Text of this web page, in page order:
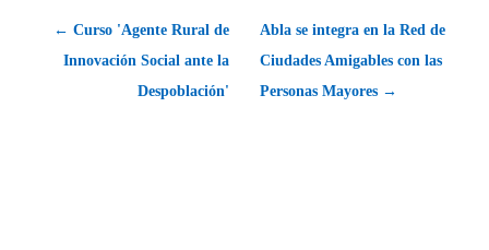
← Curso 'Agente Rural de
Innovación Social ante la
Despoblación'
Abla se integra en la Red de
Ciudades Amigables con las
Personas Mayores →